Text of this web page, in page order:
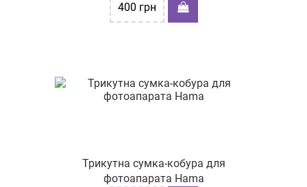
400 грн
Трикутна сумка-кобура для
фотоапарата Hama